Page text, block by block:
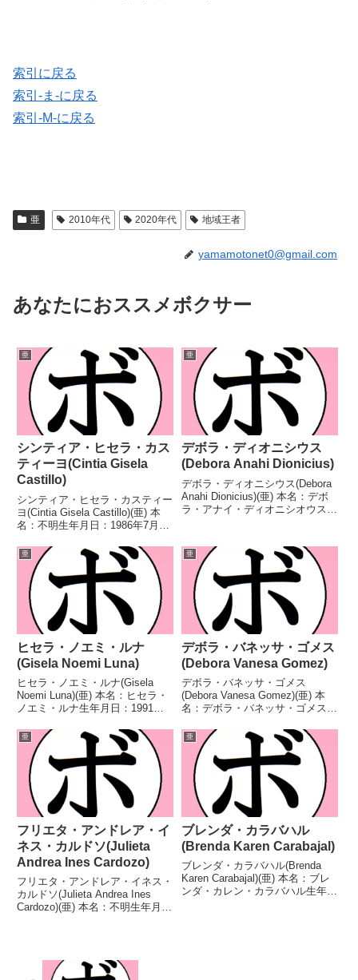
索引に戻る
索引-ま-に戻る
索引-M-に戻る
亜 2010年代 2020年代 地域王者
yamamotonet0@gmail.com
あなたにおススメボクサー
亜
シンティア・ヒセラ・カス
ティーヨ(Cintia Gisela
Castillo)
シンティア・ヒセラ・カスティー
ヨ(Cintia Gisela Castillo)(亜) 本
名：不明生年月日：1986年7月23
(1KO)9敗 【獲得タイトル】な
し 【戦歴】2016/05/24 ○4R判
定 3-0...
亜
デボラ・ディオニシウス
(Debora Anahi Dionicius)
デボラ・ディオニシウス(Debora
Anahi Dionicius)(亜) 本名：デボ
ラ・アナイ・ディオニシオウス生
タイトル】FABアルゼンチンバン
タム級暫定王座...
亜
ヒセラ・ノエミ・ルナ
(Gisela Noemi Luna)
ヒセラ・ノエミ・ルナ(Gisela
Noemi Luna)(亜) 本名：ヒセラ・
ノエミ・ルナ生年月日：1991年
(1KO)7敗1分 【獲得タイトル】な
し 【戦歴】2016/12/16 ●4R判
定 1-2(...
亜
デボラ・バネッサ・ゴメス
(Debora Vanesa Gomez)
デボラ・バネッサ・ゴメス
(Debora Vanesa Gomez)(亜) 本
名：デボラ・バネッサ・ゴメス生
戦績：24戦8勝(1KO)14敗2
分 【獲得タイトル】なし 【戦
歴】2016/07/23 ●4R判定...
亜
フリエタ・アンドレア・イ
ネス・カルドソ(Julieta
Andrea Ines Cardozo)
フリエタ・アンドレア・イネス・
カルドソ(Julieta Andrea Ines
Cardozo)(亜) 本名：不明生年月
FABアルゼン...
亜
ブレンダ・カラバハル
(Brenda Karen Carabajal)
ブレンダ・カラバハル(Brenda
Karen Carabajal)(亜) 本名：ブレ
ンダ・カレン・カラバハル生年月